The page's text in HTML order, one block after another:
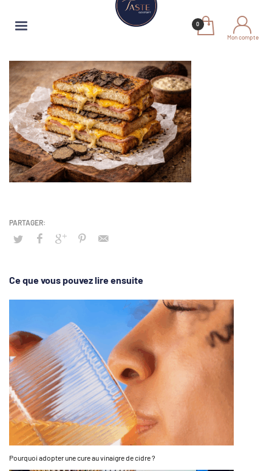
Mon compte
Ce que vous pouvez lire ensuite
Pourquoi adopter une cure au vinaigre de cidre ?